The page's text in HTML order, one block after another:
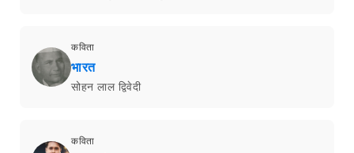
कविता
भारत
सोहन लाल द्विवेदी
कविता